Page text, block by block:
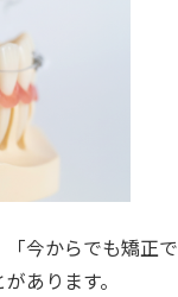
今からでも矯正で
あります。